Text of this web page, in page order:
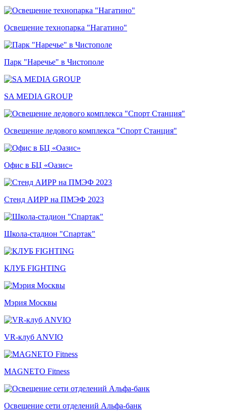
Освещение технопарка "Нагатино"
Парк "Наречье" в Чистополе
SA MEDIA GROUP
Освещение ледового комплекса "Спорт Станция"
Офис в БЦ «Оазис»
Стенд АИРР на ПМЭФ 2023
Школа-стадион "Спартак"
КЛУБ FIGHTING
Мэрия Москвы
VR-клуб ANVIO
MAGNETO Fitness
Освещение сети отделений Альфа-банк